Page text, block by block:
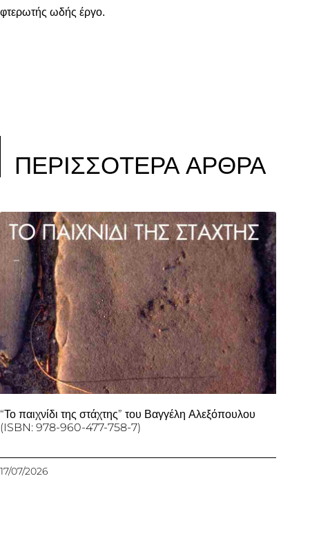
φτερωτής ωδής έργο.
ΠΕΡΙΣΣΟΤΕΡΑ ΑΡΘΡΑ
“Το παιχνίδι της στάχτης” του Βαγγέλη Αλεξόπουλου
(ISBN: 978-960-477-758-7)
17/07/2026